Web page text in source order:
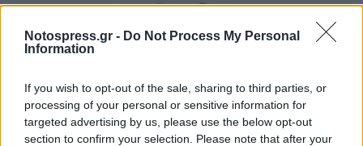
Notospress.gr - Do Not Process My Personal
Information
If you wish to opt-out of the sale, sharing to third parties, or
processing of your personal or sensitive information for
targeted advertising by us, please use the below opt-out
section to confirm your selection. Please note that after your